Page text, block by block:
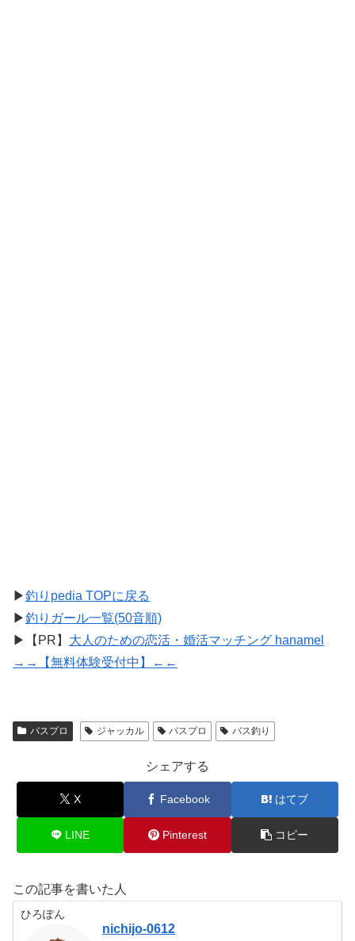
▶釣りpedia TOPに戻る
▶釣りガール一覧(50音順)
▶【PR】 大人のための恋活・婚活マッチング hanamel
→→【無料体験受付中】←←
バスプロ ジャッカル バスプロ バス釣り
シェアする
X Facebook はてブ
LINE Pinterest コピー
この記事を書いた人
ひろぽん
nichijo-0612